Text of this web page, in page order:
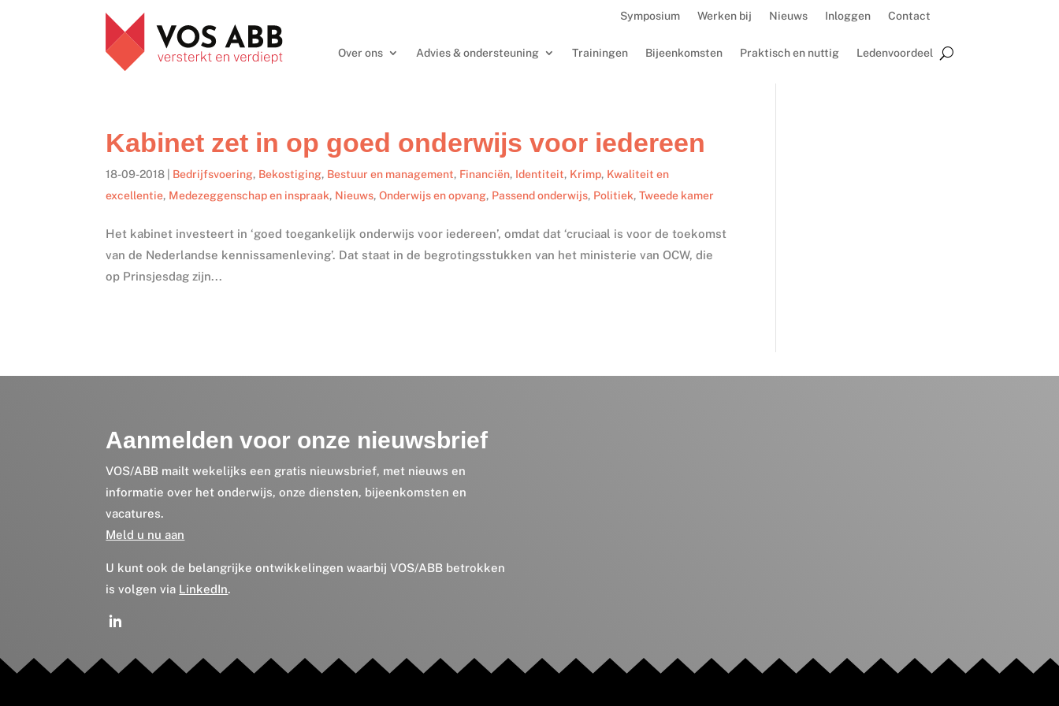
Symposium Werken bij Nieuws Inloggen Contact
Over ons Advies & ondersteuning Trainingen Bijeenkomsten Praktisch en nuttig Ledenvoordeel
Kabinet zet in op goed onderwijs voor iedereen
18-09-2018 Bedrijfsvoering, Bekostiging, Bestuur en management, Financiën, Identiteit, Krimp, Kwaliteit en
excellentie, Medezeggenschap en inspraak, Nieuws,Onderwijs en opvang, Passend onderwijs, Politiek,Tweede kamer
Het kabinet investeert in ‘goed toegankelijk onderwijs voor iedereen’, omdat dat ‘cruciaal is voor de toekomst
van de Nederlandse kennissamenleving’. Dat staat in de begrotingsstukken van het ministerie van OCW, die
op Prinsjesdag zijn...
Aanmelden voor onze nieuwsbrief
VOS/ABB mailt wekelijks een gratis nieuwsbrief, met nieuws en
informatie over het onderwijs, onze diensten, bijeenkomsten en
vacatures.
Meld u nu aan
U kunt ook de belangrijke ontwikkelingen waarbij VOS/ABB betrokken
is volgen via LinkedIn.